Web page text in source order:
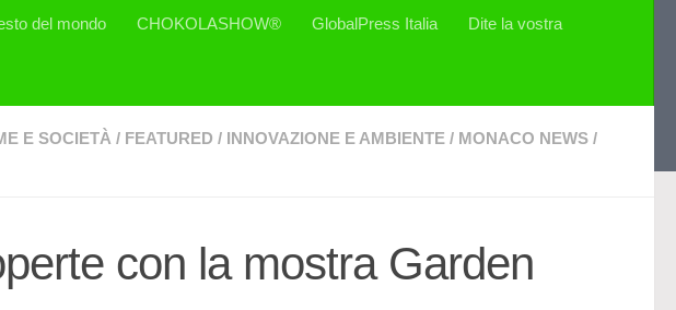
del mondo CHOKOLASHOW® GlobalPress Italia Dite la vostra
E SOCIETÀ / FEATURED / INNOVAZIONE E AMBIENTE / MONACO NEWS /
con la mostra Garden